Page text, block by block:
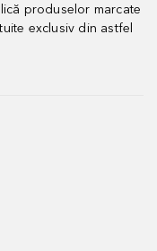
produselor marcate
exclusiv din astfel